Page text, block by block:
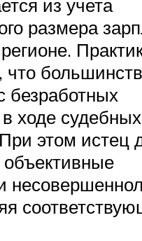
из учета
размера
что
безработных
ходе судебных
этом истец